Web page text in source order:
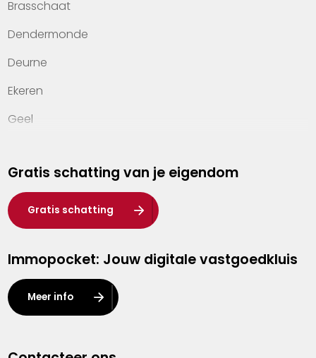
Veelgestelde vragen
Werken bij Heylen Vastgoed
Contact
Brasschaat
Dendermonde
Deurne
Ekeren
Geel
Hasselt
Heist-op-den-Berg
Herentals
Kalmthout
Leuven
Lier
Gratis schatting van je eigendom
Gratis schatting
Immopocket: Jouw digitale vastgoedkluis
Meer info